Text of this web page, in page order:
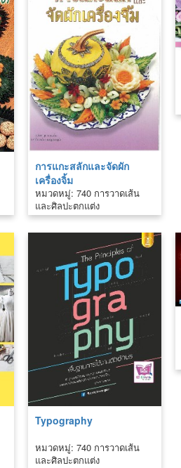
การแกะสลักและจัดผัก
เครื่องจิ้ม
หมวดหมู่: 740 การวาดเส้น
และศิลปะตกแต่ง
Typography
หมวดหมู่: 740 การวาดเส้น
และศิลปะตกแต่ง